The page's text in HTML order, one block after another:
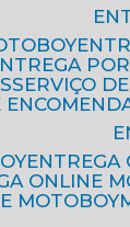
ENTREGA
SERVIÇO
ONLINE
MOTOBOY